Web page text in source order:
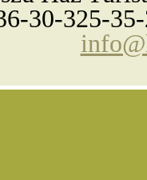
30-325-